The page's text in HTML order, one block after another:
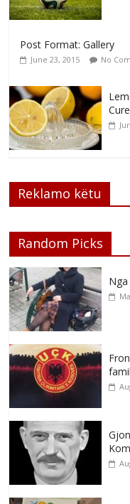
Post Format: Gallery
June 23, 2015 No
Reklamo këtu
Random Picks